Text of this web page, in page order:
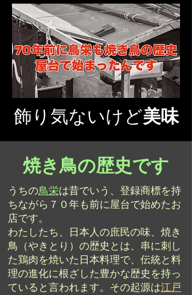
飾り気ないけど​美味
​焼き鳥の歴史です
うちの鳥栄は昔でいう、登録商標を持
ちながら７０年も前に屋台で始めたお
店です。
わたしたち、日本人の庶民の味、焼き
鳥（やきとり）の歴史とは、串に刺し
た鶏肉を焼いた日本料理で、伝統と料
理の進化に根ざした豊かな歴史を持っ
ていると言われます。その起源は江戸